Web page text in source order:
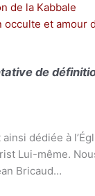
de la Kabbale
occulte et amour
de
dédiée à
Lui-même.
Bricaud…